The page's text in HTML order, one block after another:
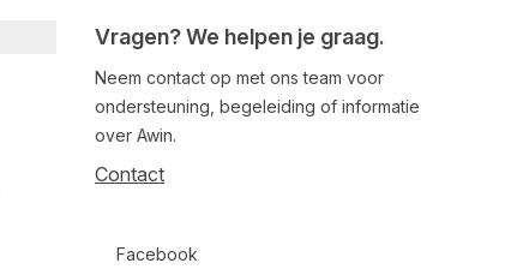
Vragen? We helpen je graag.
Neem contact op met ons team voor
ondersteuning, begeleiding of informatie
over Awin.
Contact
Facebook